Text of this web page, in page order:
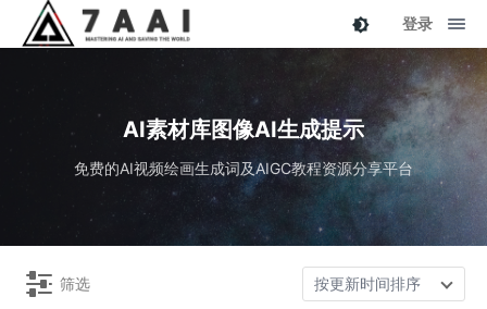
登录
AI素材库图像AI生成提示
免费的AI视频绘画生成词及AIGC教程资源分享平台
筛选 按更新时间排序